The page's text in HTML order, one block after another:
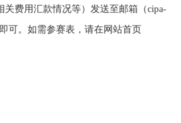
费用汇款情况等）发送至邮箱（cipa-
可。如需参赛表，请在网站首页